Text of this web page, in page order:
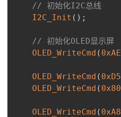
// 初始化I2C总线
I2C_Init ( ) ;
// 初始化OLED显示屏
OLED_WriteCmd ( 0xAE
OLED_WriteCmd ( 0xD5
OLED_WriteCmd ( 0x80
OLED_WriteCmd ( 0xA8